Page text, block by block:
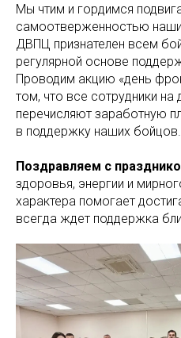
Мы чтим и гордимся
самоотверженностью
ДВПЦ признателен всем
регулярной основе
Проводим акцию «день
том, что все сотрудники
перечисляют заработную
в поддержку наших бойцов.
Поздравляем с
здоровья, энергии и
характера помогает
всегда ждет поддержка